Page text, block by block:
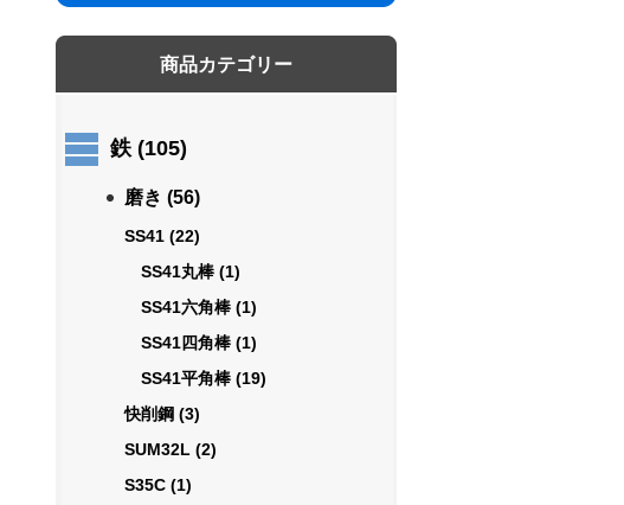
商品カテゴリー
鉄 (105)
磨き (56)
SS41 (22)
SS41丸棒 (1)
SS41六角棒 (1)
SS41四角棒 (1)
SS41平角棒 (19)
快削鋼 (3)
SUM32L (2)
S35C (1)